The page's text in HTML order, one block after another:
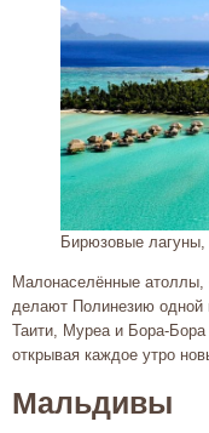
Бирюзовые
Малонаселённые
делают Полинезию одной
Таити, Муреа и Бора-
открывая каждое утро
Мальдивы